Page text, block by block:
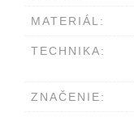
MATERIÁL:
TECHNIKA:
ZNAČENIE: